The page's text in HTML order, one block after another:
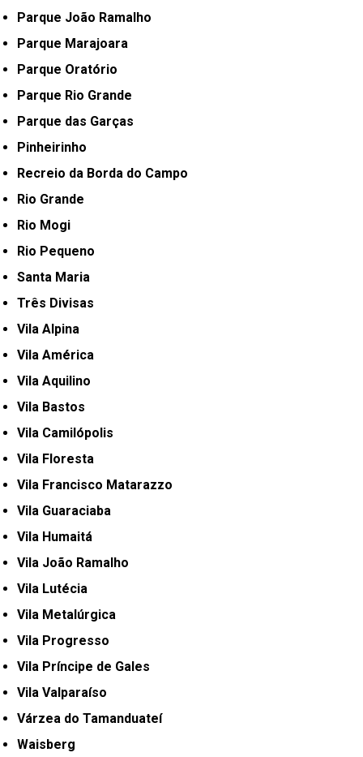
Parque João Ramalho
Parque Marajoara
Parque Oratório
Parque Rio Grande
Parque das Garças
Pinheirinho
Recreio da Borda do Campo
Rio Grande
Rio Mogi
Rio Pequeno
Santa Maria
Três Divisas
Vila Alpina
Vila América
Vila Aquilino
Vila Bastos
Vila Camilópolis
Vila Floresta
Vila Francisco Matarazzo
Vila Guaraciaba
Vila Humaitá
Vila João Ramalho
Vila Lutécia
Vila Metalúrgica
Vila Progresso
Vila Príncipe de Gales
Vila Valparaíso
Várzea do Tamanduateí
Waisberg